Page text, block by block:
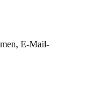
E-Mail-